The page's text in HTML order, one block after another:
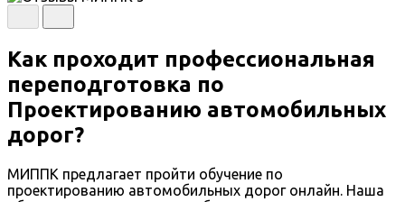
Как проходит профессиональная
переподготовка по
Проектированию автомобильных
дорог?
МИППК предлагает пройти обучение по
проектированию автомобильных дорог онлайн. Наша